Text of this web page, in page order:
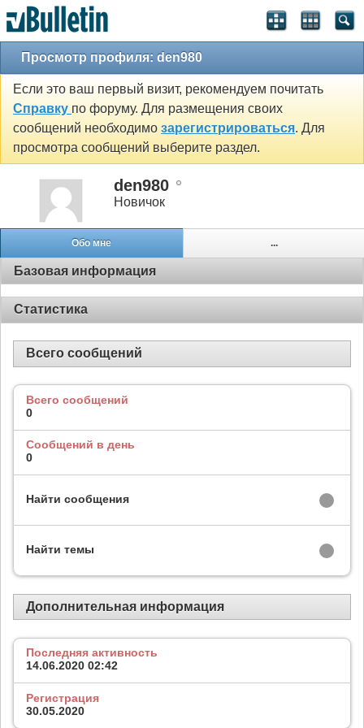
Просмотр профиля: den980
Если это ваш первый визит, рекомендуем почитать
Справку по форуму. Для размещения своих
сообщений необходимо зарегистрироваться. Для
просмотра сообщений выберите раздел.
den980
Новичок
Обо мне ...
Базовая информация
Статистика
Всего сообщений
Всего сообщений
0
Сообщений в день
0
Найти сообщения
Найти темы
Дополнительная информация
Последняя активность
14.06.2020 02:42
Регистрация
30.05.2020